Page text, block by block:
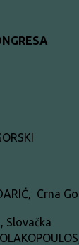
Crna
Slovačka